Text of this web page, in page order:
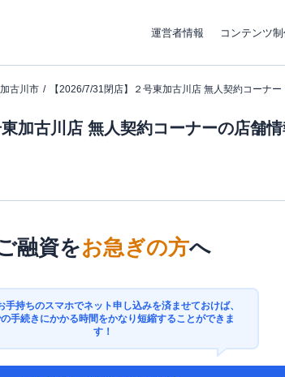
運営者情報 コンテンツ
加古川市 【2026/7/31閉店】２号東加古川店 無人契約コーナー
加古川店 無人契約コーナーの店舗情
融資をお急ぎの方へ
手持ちのスマホでネット申し込みを済ませておけば、
手続きにかかる時間をかなり短縮することができま
す！